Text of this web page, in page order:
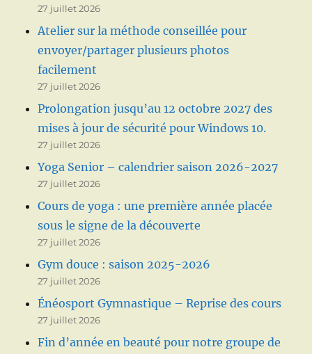
27 juillet 2026
Atelier sur la méthode conseillée pour
envoyer/partager plusieurs photos
facilement
27 juillet 2026
Prolongation jusqu’au 12 octobre 2027 des
mises à jour de sécurité pour Windows 10.
27 juillet 2026
Yoga Senior – calendrier saison 2026-2027
27 juillet 2026
Cours de yoga : une première année placée
sous le signe de la découverte
27 juillet 2026
Gym douce : saison 2025-2026
27 juillet 2026
Énéosport Gymnastique – Reprise des cours
27 juillet 2026
Fin d’année en beauté pour notre groupe de